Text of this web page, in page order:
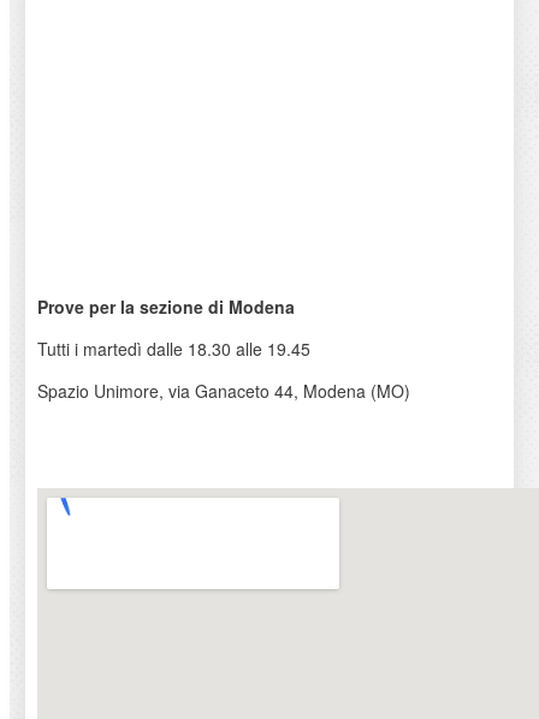
Prove per la sezione di Modena
Tutti i martedì dalle 18.30 alle 19.45
Spazio Unimore, via Ganaceto 44, Modena (MO)